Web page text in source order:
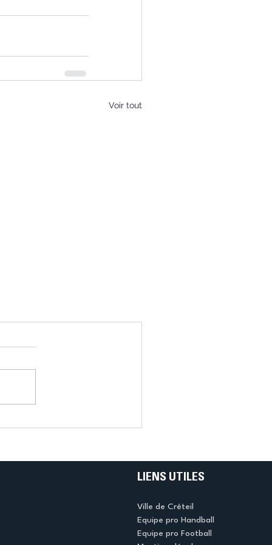
Voir tout
LIENS UTILES
Ville de Créteil
Equipe pro Handball
Equipe pro Football